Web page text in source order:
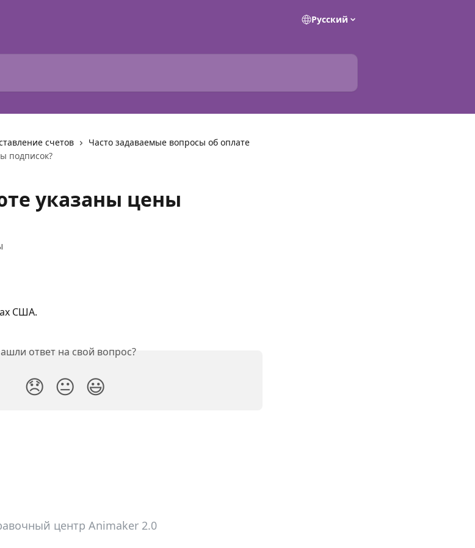
Pусский
счетов
Часто задаваемые вопросы об оплате
подписок?
указаны цены
США.
ответ на свой вопрос?
😞 😐 😃